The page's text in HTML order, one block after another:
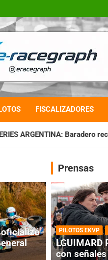
FISCALIZADORES
recibe la fecha especial
oficializó
Prensas
PILOTOS EKVP
LGUIMARD
con